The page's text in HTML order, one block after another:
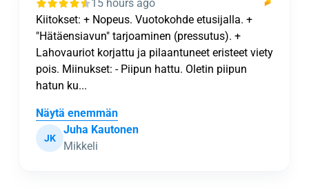
15 hours ago
Kiitokset: + Nopeus. Vuotokohde etusijalla. +
"Hätäensiavun" tarjoaminen (pressutus). +
Lahovauriot korjattu ja pilaantuneet eristeet viety
pois. Miinukset: - Piipun hattu. Oletin piipun
hatun ku...
Näytä enemmän
JK
Juha Kautonen
Mikkeli